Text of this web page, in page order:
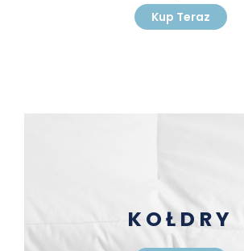
Kup Teraz
KOŁDRY